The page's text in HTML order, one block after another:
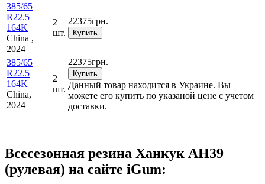
385/65
R22.5
164K
China ,
2024
2
шт.
22375грн.
Купить
385/65
R22.5
164K
China,
2024
2
шт.
22375грн.
Купить
Данный товар находится в Украине. Вы
можете его купить по указаной цене с учетом
доставки.
Всесезонная резина Ханкук AH39
(рулевая) на сайте iGum: